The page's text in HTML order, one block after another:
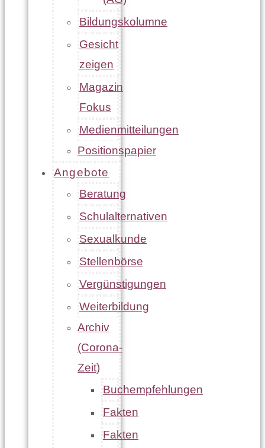
Bildungskolumne
Gesicht
zeigen
Magazin
Fokus
Medienmitteilungen
Positionspapier
Angebote
Beratung
Schulalternativen
Sexualkunde
Stellenbörse
Vergünstigungen
Weiterbildung
Archiv
(Corona-
Zeit)
Buchempfehlungen
Fakten
Fakten